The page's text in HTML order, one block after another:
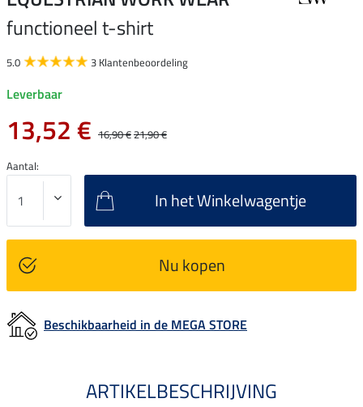
functioneel t-shirt
5.0 3 Klantenbeoordeling
Leverbaar
13,52 € 16,90 €21,90 €
Aantal:
In het Winkelwagentje
Nu kopen
Beschikbaarheid in de MEGA STORE
ARTIKELBESCHRIJVING